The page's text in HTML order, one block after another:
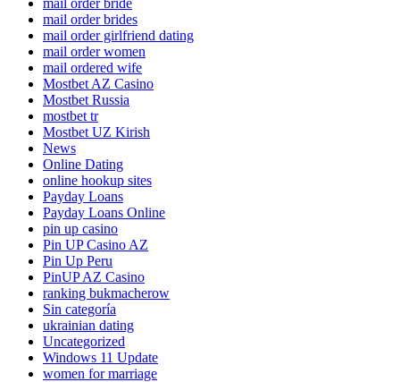
mail order brides
mail order girlfriend dating
mail order women
mail ordered wife
Mostbet AZ Casino
Mostbet Russia
mostbet tr
Mostbet UZ Kirish
News
Online Dating
online hookup sites
Payday Loans
Payday Loans Online
pin up casino
Pin UP Casino AZ
Pin Up Peru
PinUP AZ Casino
ranking bukmacherow
Sin categoría
ukrainian dating
Uncategorized
Windows 11 Update
women for marriage